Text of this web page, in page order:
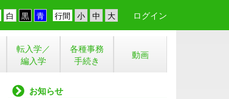
行間 ログイン
転入学／
編入学
各種事務
手続き
動画
お知らせ